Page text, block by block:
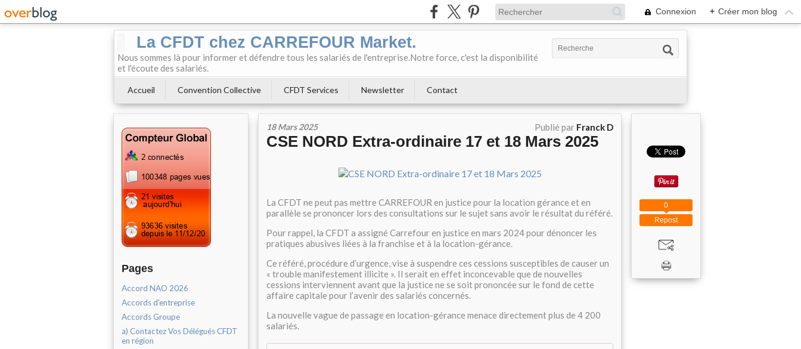
Connexion + Créer mon blog
La CFDT chez CARREFOUR Market.
Nous sommes là pour informer et défendre tous les salariés de l'entreprise.Notre force, c'est la disponibilité
et l'écoute des salariés.
Accueil Convention Collective CFDT Services Newsletter Contact
Pages
Accord NAO 2026
Accords d'entreprise
Accords Groupe
a) Contactez Vos Délégués CFDT
en région
18 Mars 2025 Publié par Franck D
CSE NORD Extra-ordinaire 17 et 18 Mars 2025
La CFDT ne peut pas mettre CARREFOUR en justice pour la location gérance et en
parallèle se prononcer lors des consultations sur le sujet sans avoir le résultat du référé.
Pour rappel, la CFDT a assigné Carrefour en justice en mars 2024 pour dénoncer les
pratiques abusives liées à la franchise et à la location-gérance.
Ce référé, procédure d’urgence, vise à suspendre ces cessions susceptibles de causer un
« trouble manifestement illicite ». Il serait en effet inconcevable que de nouvelles
cessions interviennent avant que la justice ne se soit prononcée sur le fond de cette
affaire capitale pour l’avenir des salariés concernés.
La nouvelle vague de passage en location-gérance menace directement plus de 4 200
salariés.
Repost
0